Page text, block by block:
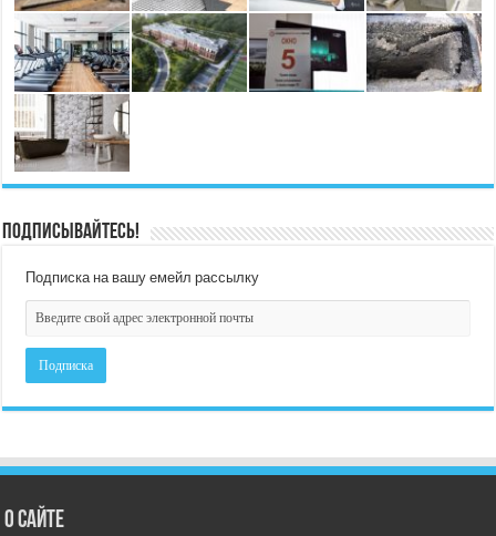
Подписывайтесь!
Подписка на вашу емейл рассылку
О сайте